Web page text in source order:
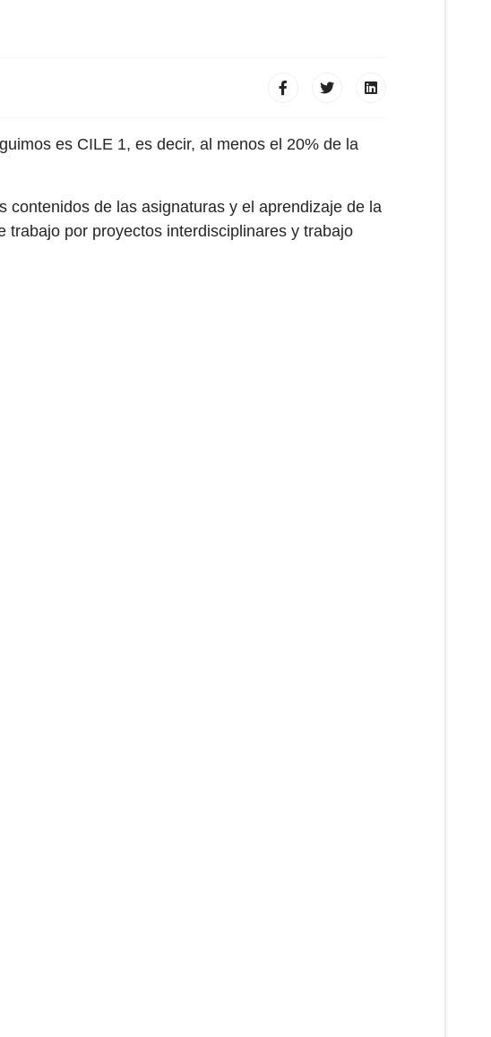
es CILE 1, es decir, al menos el 20% de la
de las asignaturas y el aprendizaje de la
por proyectos interdisciplinares y trabajo